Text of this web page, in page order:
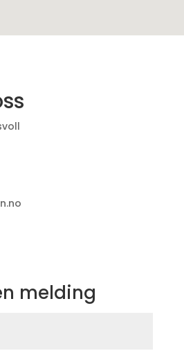
melding